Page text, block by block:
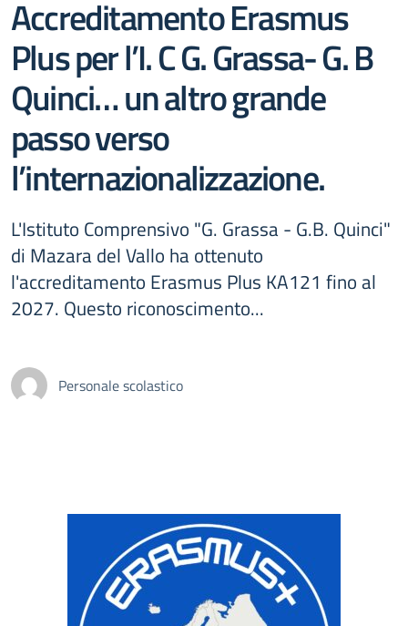
Accreditamento Erasmus
Plus per l’I. C G. Grassa- G. B
Quinci… un altro grande
passo verso
l’internazionalizzazione.
L'Istituto Comprensivo "G. Grassa - G.B. Quinci"
di Mazara del Vallo ha ottenuto
l'accreditamento Erasmus Plus KA121 fino al
2027. Questo riconoscimento...
Personale scolastico